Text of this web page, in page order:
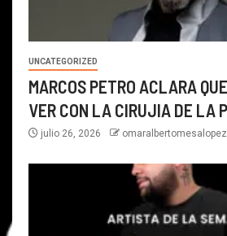
UNCATEGORIZED
MARCOS PETRO ACLARA
VER CON LA CIRUJIA DE LA
julio 26, 2026